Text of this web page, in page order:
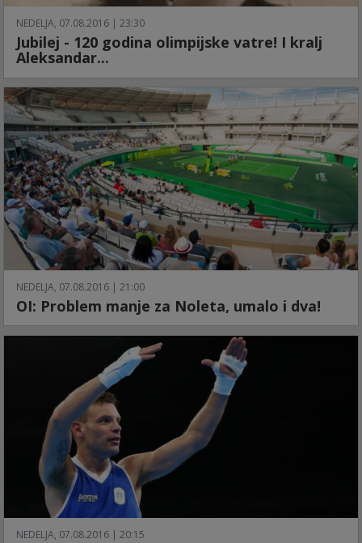
NEDELJA, 07.08.2016 | 23:30
Jubilej - 120 godina olimpijske vatre! I kralj
Aleksandar...
NEDELJA, 07.08.2016 | 21:00
OI: Problem manje za Noleta, umalo i dva!
NEDELJA, 07.08.2016 | 20:15